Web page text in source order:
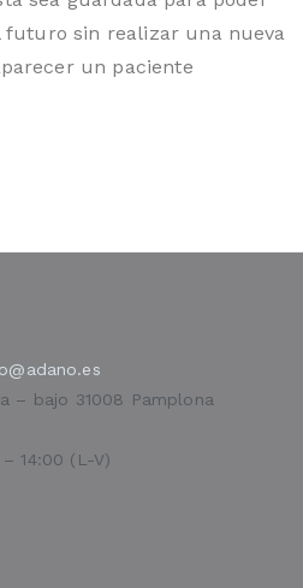
sin realizar una nueva
un paciente
– bajo 31008 Pamplona
14:00 (L-V)